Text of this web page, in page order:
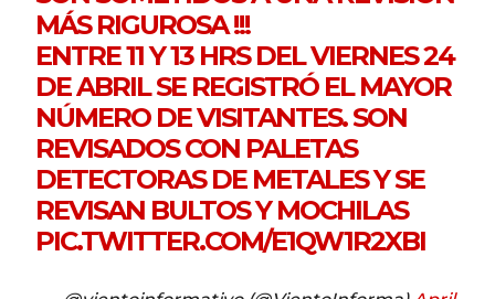
MÁS RIGUROSA !!!
ENTRE 11 Y 13 HRS DEL VIERNES 24
DE ABRIL SE REGISTRÓ EL MAYOR
NÚMERO DE VISITANTES. SON
REVISADOS CON PALETAS
DETECTORAS DE METALES Y SE
REVISAN BULTOS Y MOCHILAS
PIC.TWITTER.COM/E1QW1R2XBI